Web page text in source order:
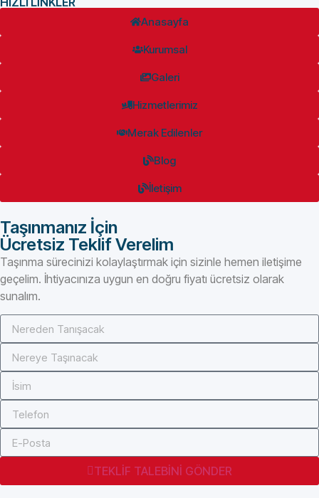
Anasayfa
Kurumsal
Galeri
Hizmetlerimiz
Merak Edilenler
Blog
İletişim
Taşınmanız İçin
Ücretsiz Teklif Verelim
Taşınma sürecinizi kolaylaştırmak için sizinle hemen iletişime
geçelim. İhtiyacınıza uygun en doğru fiyatı ücretsiz olarak
sunalım.
TEKLİF TALEBİNİ GÖNDER